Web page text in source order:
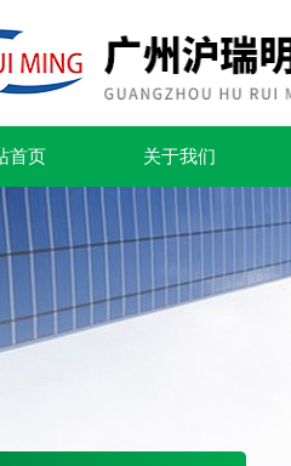
首页 关于我们